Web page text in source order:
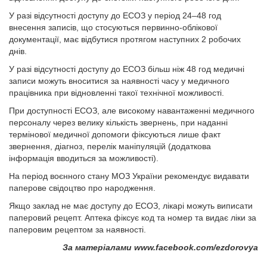
У разі відсутності доступу до ЕСОЗ у період 24–48 год
внесення записів, що стосуються первинно-облікової
документації, має відбутися протягом наступних 2 робочих
днів.
У разі відсутності доступу до ЕСОЗ більш ніж 48 год медичні
записи можуть вноситися за наявності часу у медичного
працівника при відновленні такої технічної можливості.
При доступності ЕСОЗ, але високому навантаженні медичного
персоналу через велику кількість звернень, при наданні
термінової медичної допомоги фіксуються лише факт
звернення, діагноз, перелік маніпуляцій (додаткова
інформація вводиться за можливості).
На період воєнного стану МОЗ України рекомендує видавати
паперове свідоцтво про народження.
Якщо заклад не має доступу до ЕСОЗ, лікарі можуть виписати
паперовий рецепт. Аптека фіксує код та номер та видає ліки за
паперовим рецептом за наявності.
За матеріалами www.facebook.com/ezdorovya